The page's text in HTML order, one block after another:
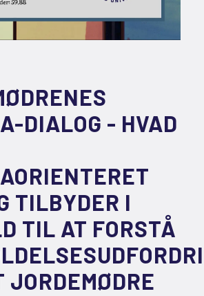
DIALOG - HVAD
TILBYDER I
TIL AT FORSTÅ
JORDEMØDRE